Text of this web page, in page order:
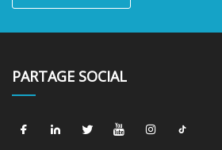
PARTAGE SOCIAL